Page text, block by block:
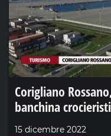
Corigliano
banchina
15 dicembre 2022